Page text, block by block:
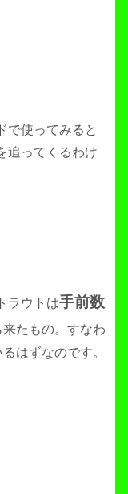
で使ってみると
追ってくるわけ
ラウトは手前数
来たもの。すなわ
はずなのです。